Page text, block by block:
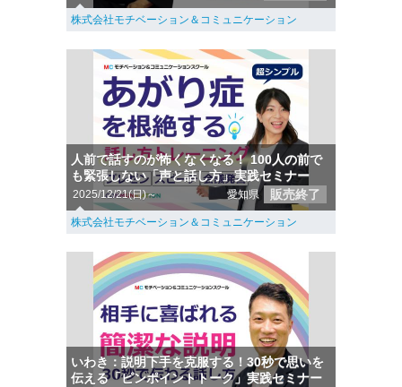
株式会社モチベーション＆コミュニケーション
人前で話すのが怖くなくなる！ 100人の前で
も緊張しない「声と話し方」実践セミナー
2025/12/21(日)～ 愛知県 販売終了
株式会社モチベーション＆コミュニケーション
いわき：説明下手を克服する！30秒で思いを
伝える「ピンポイントトーク」実践セミナー